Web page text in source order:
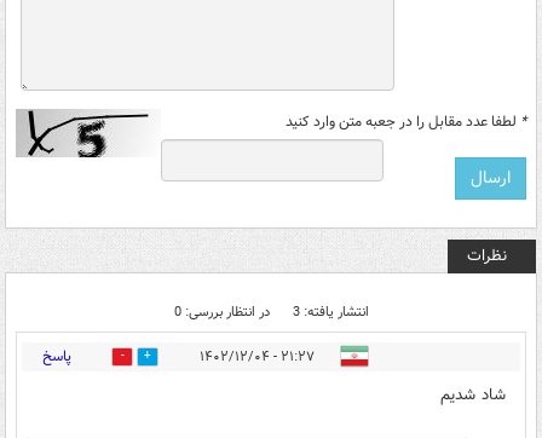
* لطفا عدد مقابل را در جعبه متن وارد کنید
نظرات
انتشار یافته: 3 در انتظار بررسی: 0
۲۱:۲۷ - ۱۴۰۲/۱۲/۰۴ 0 پاسخ
شاد شدیم